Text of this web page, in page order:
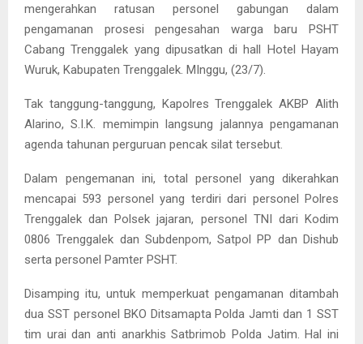
mengerahkan ratusan personel gabungan dalam
pengamanan prosesi pengesahan warga baru PSHT
Cabang Trenggalek yang dipusatkan di hall Hotel Hayam
Wuruk, Kabupaten Trenggalek. MInggu, (23/7).
Tak tanggung-tanggung, Kapolres Trenggalek AKBP Alith
Alarino, S.I.K. memimpin langsung jalannya pengamanan
agenda tahunan perguruan pencak silat tersebut.
Dalam pengemanan ini, total personel yang dikerahkan
mencapai 593 personel yang terdiri dari personel Polres
Trenggalek dan Polsek jajaran, personel TNI dari Kodim
0806 Trenggalek dan Subdenpom, Satpol PP dan Dishub
serta personel Pamter PSHT.
Disamping itu, untuk memperkuat pengamanan ditambah
dua SST personel BKO Ditsamapta Polda Jamti dan 1 SST
tim urai dan anti anarkhis Satbrimob Polda Jatim. Hal ini